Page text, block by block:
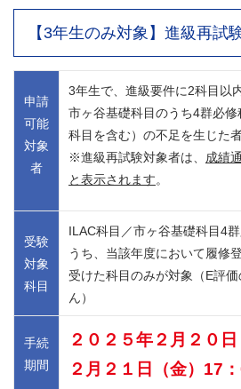
【3年生のみ対象】進級再試
申請
可能
対象
者
3年生で、進級要件に2科目以
市ヶ谷基礎科目のうち4群必
科目を含む）の不足を生じた者
※進級再試験対象者は、 成績
と表示されます。
受験
対象
科目
ILAC科目／市ヶ谷基礎科目4
うち、当該年度において履修
受けた科目のみが対象（E評
ん）
手続
期間
２０２５年２月２０
２月２１日（金）17